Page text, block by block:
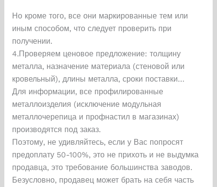
Но кроме того, все они маркированные тем или
иным способом, что следует проверить при
получении.
4.Проверяем ценовое предложение: толщину
металла, назначение материала (стеновой или
кровельный), длины металла, сроки поставки…
Для информации, все профилированные
металлоизделия (исключение модульная
металлочерепица и профнастил в магазинах)
производятся под заказ.
Поэтому, не удивляйтесь, если у Вас попросят
предоплату 50-100%, это не прихоть и не выдумка
продавца, это требование большинства заводов.
Безусловно, продавец может брать на себя часть